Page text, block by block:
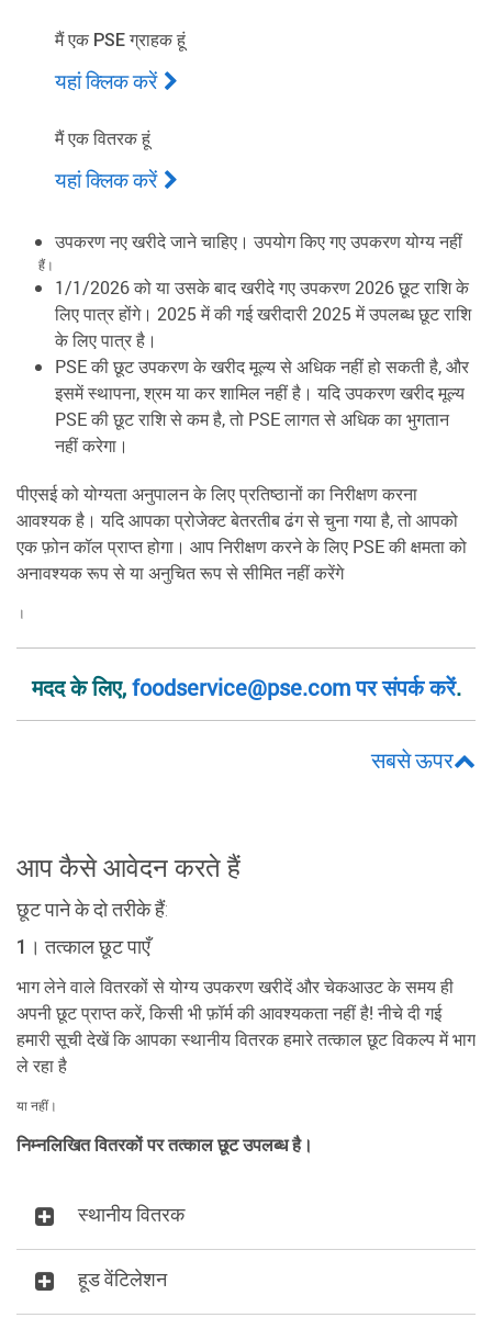
मैं एक PSE ग्राहक हूं
यहां क्लिक करें
मैं एक वितरक हूं
यहां क्लिक करें
उपकरण नए खरीदे जाने चाहिए। उपयोग किए गए उपकरण योग्य नहीं
हैं।
1/1/2026 को या उसके बाद खरीदे गए उपकरण 2026 छूट राशि के
लिए पात्र होंगे। 2025 में की गई खरीदारी 2025 में उपलब्ध छूट राशि
के लिए पात्र है।
PSE की छूट उपकरण के खरीद मूल्य से अधिक नहीं हो सकती है, और
इसमें स्थापना, श्रम या कर शामिल नहीं है। यदि उपकरण खरीद मूल्य
PSE की छूट राशि से कम है, तो PSE लागत से अधिक का भुगतान
नहीं करेगा।
पीएसई को योग्यता अनुपालन के लिए प्रतिष्ठानों का निरीक्षण करना
आवश्यक है। यदि आपका प्रोजेक्ट बेतरतीब ढंग से चुना गया है, तो आपको
एक फ़ोन कॉल प्राप्त होगा। आप निरीक्षण करने के लिए PSE की क्षमता को
अनावश्यक रूप से या अनुचित रूप से सीमित नहीं करेंगे
।
मदद के लिए,foodservice@pse.com पर संपर्क करें.
सबसे ऊपर
आप कैसे आवेदन करते हैं
छूट पाने के दो तरीके हैं:
1। तत्काल छूट पाएँ
भाग लेने वाले वितरकों से योग्य उपकरण खरीदें और चेकआउट के समय ही
अपनी छूट प्राप्त करें, किसी भी फ़ॉर्म की आवश्यकता नहीं है! नीचे दी गई
हमारी सूची देखें कि आपका स्थानीय वितरक हमारे तत्काल छूट विकल्प में भाग
ले रहा है
या नहीं।
निम्नलिखित वितरकों पर तत्काल छूट उपलब्ध है।
स्थानीय वितरक
हूड वेंटिलेशन